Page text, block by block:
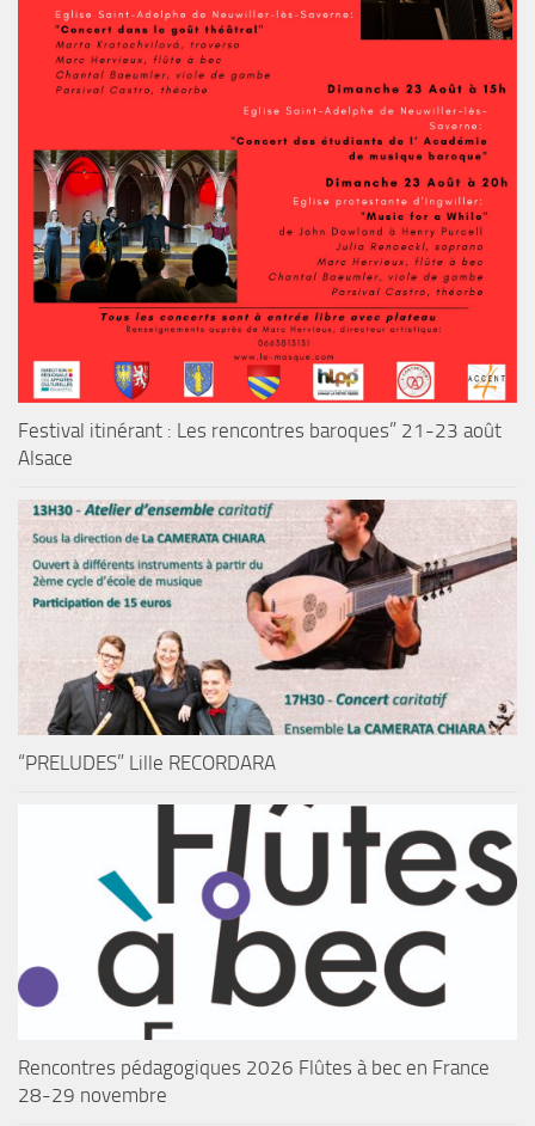
Festival itinérant : Les rencontres baroques” 21-23 août
Alsace
“PRELUDES” Lille RECORDARA
Rencontres pédagogiques 2026 Flûtes à bec en France
28-29 novembre